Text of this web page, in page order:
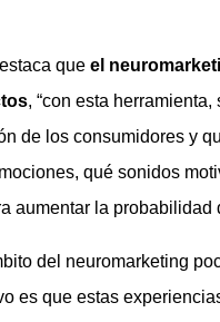
que el
, “con esta
de los consumidores y
qué sonidos
aumentar la probabilidad
del neuromarketing
es que estas